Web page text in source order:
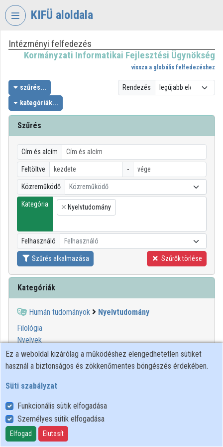
Fejléc kihagyása
KIFÜ aloldala
VIDEOTORIUM
INFORMATIKAI
FEJLESZTÉSI
ÜGYNÖKSÉG
Intézményi kezdőlap
Bejelentkezés
Intézményi felfedezés
Kategóriák
Intézményi listák
Intézmények
Közreműködők
Intézményi felfedezés
Kormányzati Informatikai Fejlesztési Ügynökség
vissza a globális felfedezéshez
szűrés...
kategóriák...
Rendezés
Szűrés
Cím és alcím
Feltöltve -
Közreműködő Közreműködő
Kategória
×
Nyelvtudomány
Felhasználó Felhasználó
Szűrés alkalmazása Szűrők törlése
Kategóriák
Humán tudományok
Nyelvtudomány
Filológia
Nyelvek
Nyelvészet
Ez a weboldal kizárólag a működéshez elengedhetetlen sütiket
használ a biztonságos és zökkenőmentes böngészés érdekében.
Süti szabályzat
Funkcionális sütik elfogadása
Személyes sütik elfogadása
Elfogad Elutasít